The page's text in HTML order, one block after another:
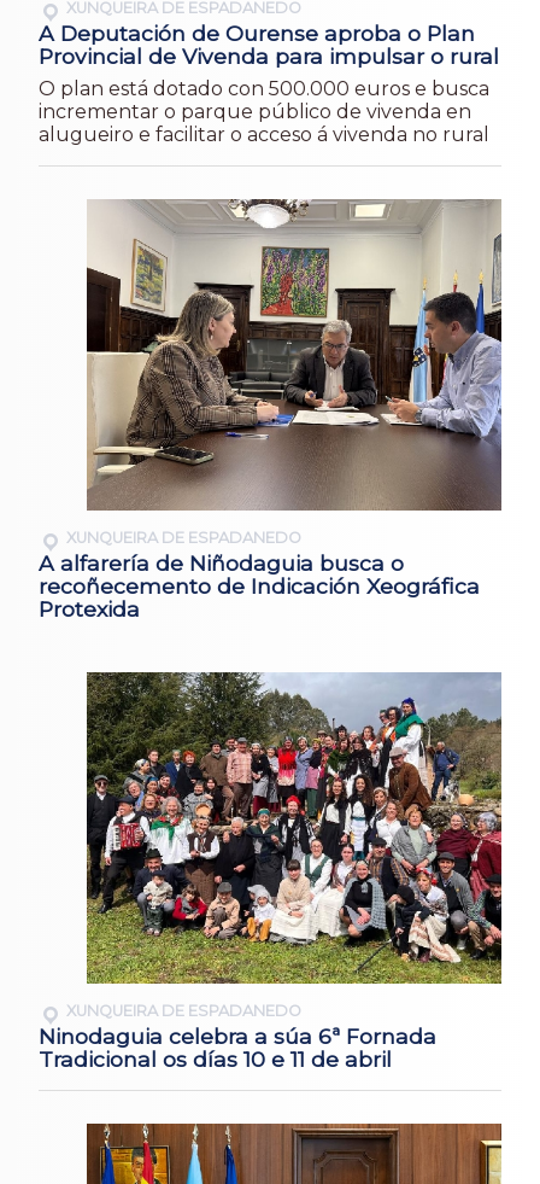
XUNQUEIRA DE ESPADANEDO
A Deputación de Ourense aproba o Plan
Provincial de Vivenda para impulsar o rural
O plan está dotado con 500.000 euros e busca
incrementar o parque público de vivenda en
alugueiro e facilitar o acceso á vivenda no rural
XUNQUEIRA DE ESPADANEDO
A alfarería de Niñodaguia busca o
recoñecemento de Indicación Xeográfica
Protexida
XUNQUEIRA DE ESPADANEDO
Ninodaguia celebra a súa 6ª Fornada
Tradicional os días 10 e 11 de abril